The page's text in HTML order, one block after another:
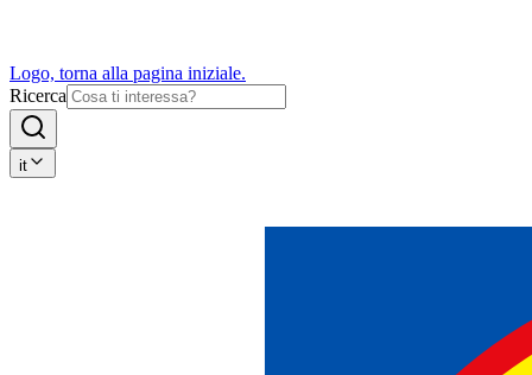
Logo, torna alla pagina iniziale.
Ricerca
it